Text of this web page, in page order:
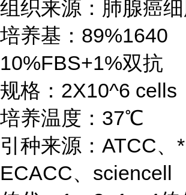
组织来源：肺腺癌
培养基：89%1640
10%FBS+1%双抗
规格：2X10^6 cells
培养温度：37℃
引种来源：ATCC、*
ECACC、sciencell